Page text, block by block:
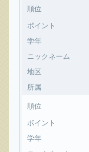
順位
ポイント
学年
ニックネーム
地区
所属
順位
ポイント
学年